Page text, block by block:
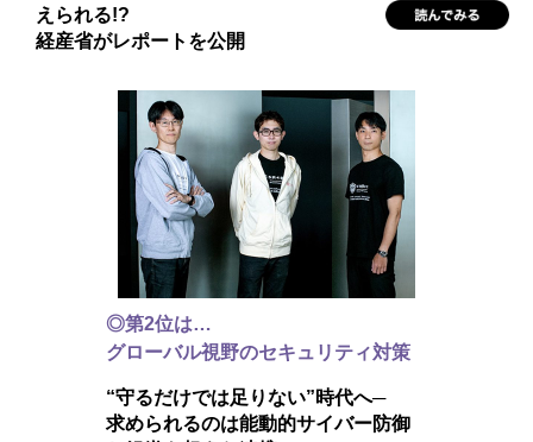
えられる!?
経産省がレポートを公開
◎第2位は…
グローバル視野のセキュリティ対策
“守るだけでは足りない”時代へ─
求められるのは能動的サイバー防御